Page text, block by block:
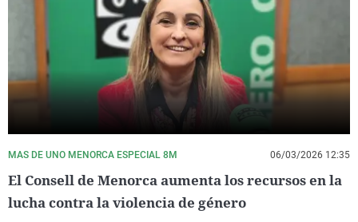
MAS DE UNO MENORCA ESPECIAL 8M 06/03/2026 12:35
El Consell de Menorca aumenta los recursos en la
lucha contra la violencia de género